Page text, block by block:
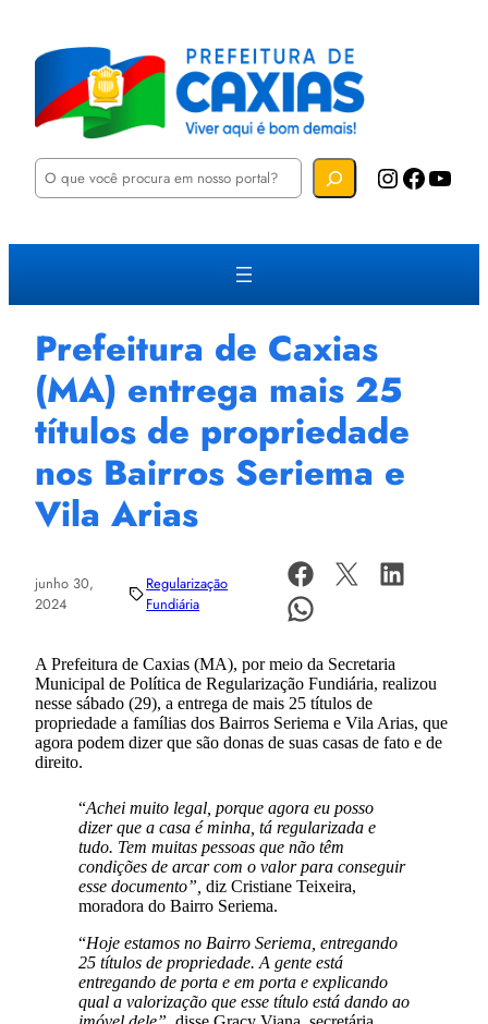
P
u
a
Instagram Facebook YouTube
Prefeitura de Caxias
(MA) entrega mais 25
títulos de propriedade
nos Bairros Seriema e
Vila Arias
junho 30,
2024
Regularização
Fundiária
A Prefeitura de Caxias (MA), por meio da Secretaria
Municipal de Política de Regularização Fundiária, realizou
nesse sábado (29), a entrega de mais 25 títulos de
propriedade a famílias dos Bairros Seriema e Vila Arias, que
agora podem dizer que são donas de suas casas de fato e de
direito.
“Achei muito legal, porque agora eu posso
dizer que a casa é minha, tá regularizada e
tudo. Tem muitas pessoas que não têm
condições de arcar com o valor para conseguir
esse documento”, diz Cristiane Teixeira,
moradora do Bairro Seriema.
“Hoje estamos no Bairro Seriema, entregando
25 títulos de propriedade. A gente está
entregando de porta e em porta e explicando
qual a valorização que esse título está dando ao